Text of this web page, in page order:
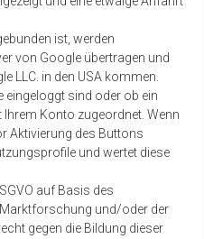
ist, werden
von Google übertragen und
LLC. in den USA kommen.
eingeloggt sind oder ob ein
Ihrem Konto zugeordnet. Wenn
Aktivierung des Buttons
und wertet diese
auf Basis des
und/oder der
gegen die Bildung dieser